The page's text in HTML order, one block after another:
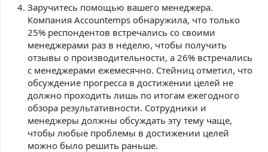
Заручитесь помощью вашего менеджера.
Компания Accountemps обнаружила, что только
25% респондентов встречались со своими
менеджерами раз в неделю, чтобы получить
отзывы о производительности, а 26% встречались
с менеджерами ежемесячно. Стейниц отметил, что
обсуждение прогресса в достижении целей не
должно проходить лишь по итогам ежегодного
обзора результативности. Сотрудники и
менеджеры должны обсуждать эту тему чаще,
чтобы любые проблемы в достижении целей
можно было решить раньше.